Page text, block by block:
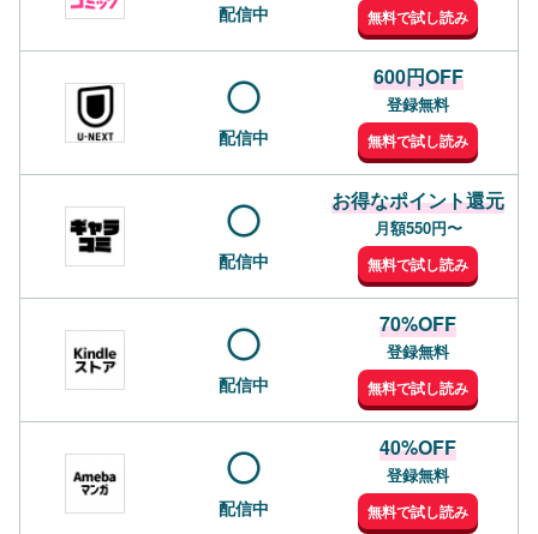
配信中 無料で試し読み
配信中
600円OFF
登録無料
無料で試し読み
配信中
お得なポイント還元
月額550円〜
無料で試し読み
配信中
70%OFF
登録無料
無料で試し読み
配信中
40%OFF
登録無料
無料で試し読み